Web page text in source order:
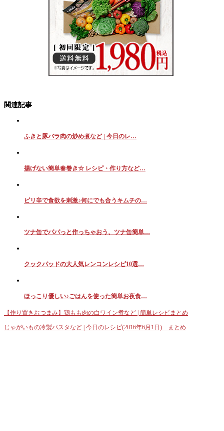
関連記事
ふきと豚バラ肉の炒め煮など | 今日のレ…
揚げない簡単春巻き☆ レシピ・作り方など…
ピリ辛で食欲を刺激♪何にでも合うキムチの…
ツナ缶でパパっと作っちゃおう、ツナ缶簡単…
クックパッドの大人気レンコンレシピ10選…
ほっこり優しい♪ごはんを使った簡単お夜食…
【作り置きおつまみ】鶏もも肉の白ワイン煮など | 簡単レシピまとめ
じゃがいもの冷製パスタなど | 今日のレシピ(2016年6月1日) まとめ